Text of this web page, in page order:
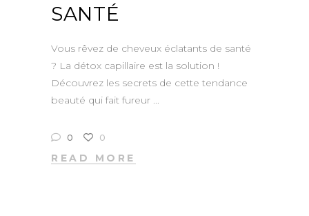
SANTÉ
Vous rêvez de cheveux éclatants de santé
? La détox capillaire est la solution !
Découvrez les secrets de cette tendance
beauté qui fait fureur
0 0
READ MORE